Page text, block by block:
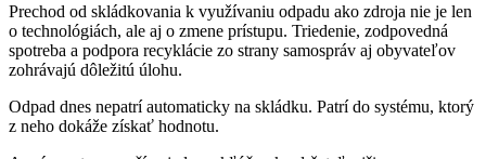
Prechod od skládkovania k využívaniu odpadu ako zdroja nie je len
o technológiách, ale aj o zmene prístupu. Triedenie, zodpovedná
spotreba a podpora recyklácie zo strany samospráv aj obyvateľov
zohrávajú dôležitú úlohu.
Odpad dnes nepatrí automaticky na skládku. Patrí do systému, ktorý
z neho dokáže získať hodnotu.